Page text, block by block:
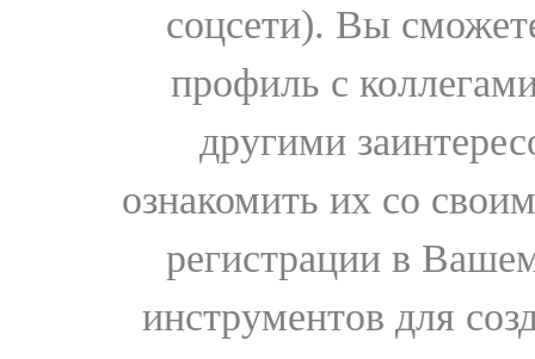
соцсети). Вы
профиль с
другими
ознакомить их со
регистрации в
инструментов для